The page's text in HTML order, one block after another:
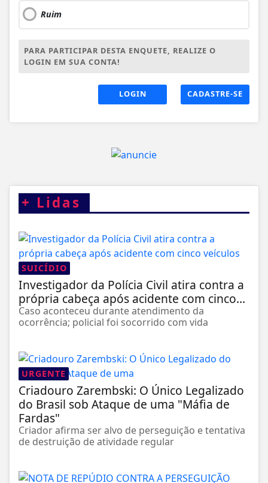
Ruim
PARA PARTICIPAR DESTA ENQUETE, REALIZE O
LOGIN EM SUA CONTA!
LOGIN CADASTRE-SE
+Lidas
SUICÍDIO
Investigador da Polícia Civil atira contra a
própria cabeça após acidente com cinco...
Caso aconteceu durante atendimento da
ocorrência; policial foi socorrido com vida
URGENTE
Criadouro Zarembski: O Único Legalizado
do Brasil sob Ataque de uma "Máfia de
Fardas"
Criador afirma ser alvo de perseguição e tentativa
de destruição de atividade regular